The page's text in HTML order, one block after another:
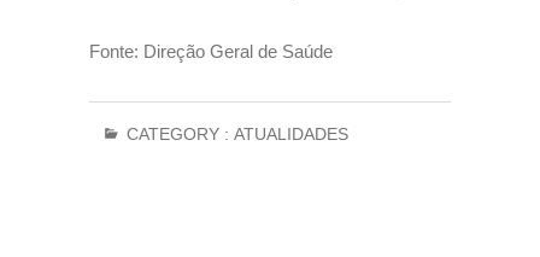
Fonte: Direção Geral de Saúde
CATEGORY : ATUALIDADES